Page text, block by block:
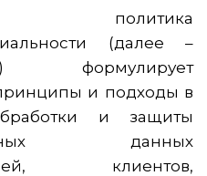
политика
(далее –
формулирует
и подходы в
и защиты
данных
клиентов,